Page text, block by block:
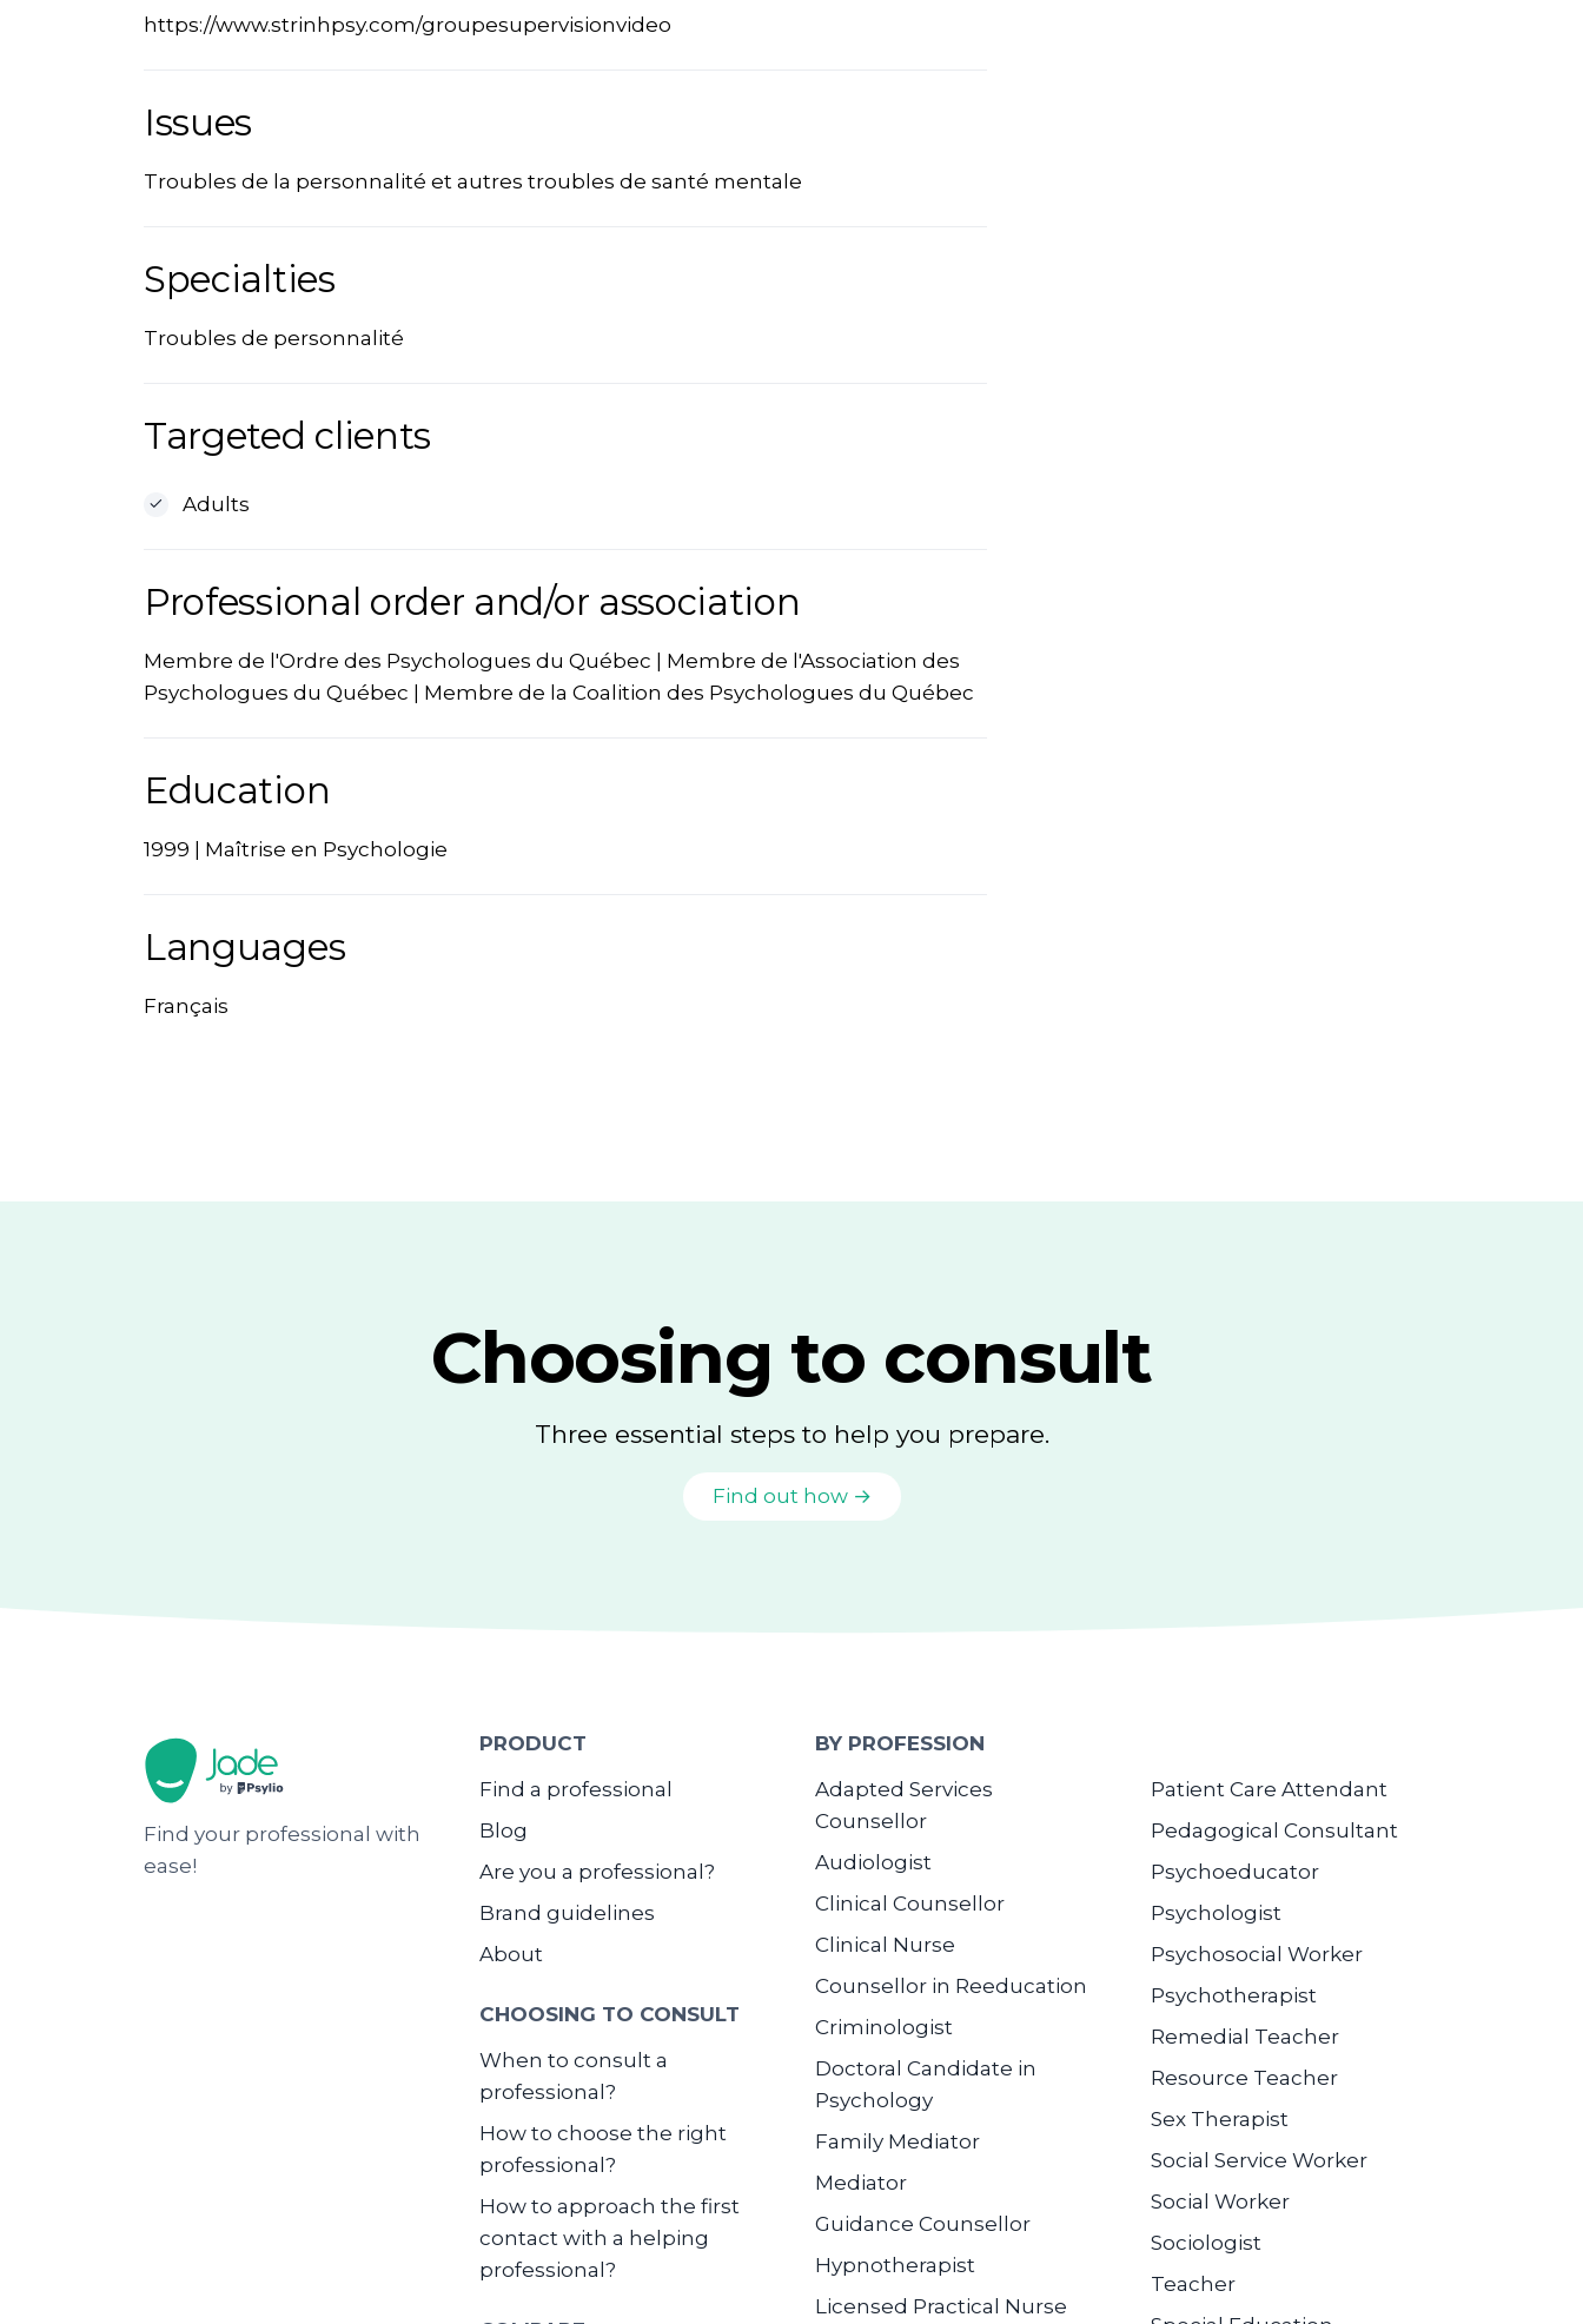
https://www.strinhpsy.com/groupesupervisionvideo
Issues
Troubles de la personnalité et autres troubles de santé mentale
Specialties
Troubles de personnalité
Targeted clients
Adults
Professional order and/or association
Membre de l'Ordre des Psychologues du Québec | Membre de l'Association des
Psychologues du Québec | Membre de la Coalition des Psychologues du Québec
Education
1999 | Maîtrise en Psychologie
Languages
Français
Choosing to consult
Three essential steps to help you prepare.
Find out how →
Find your professional with
ease!
PRODUCT
Find a professional
Blog
Are you a professional?
Brand guidelines
About
CHOOSING TO CONSULT
When to consult a
professional?
How to choose the right
professional?
How to approach the first
contact with a helping
professional?
BY PROFESSION
Adapted Services
Counsellor
Audiologist
Clinical Counsellor
Clinical Nurse
Counsellor in Reeducation
Criminologist
Doctoral Candidate in
Psychology
Family Mediator
Mediator
Guidance Counsellor
Hypnotherapist
Licensed Practical Nurse
Patient Care Attendant
Pedagogical Consultant
Psychoeducator
Psychologist
Psychosocial Worker
Psychotherapist
Remedial Teacher
Resource Teacher
Sex Therapist
Social Service Worker
Social Worker
Sociologist
Teacher